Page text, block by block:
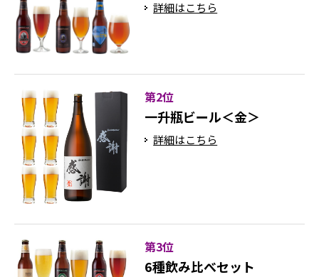
詳細はこちら
第2位
一升瓶ビール＜金＞
詳細はこちら
第3位
6種飲み比べセット